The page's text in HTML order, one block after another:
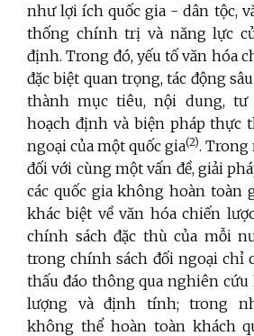
như lợi ích quốc gia - dân tộc,
thống chính trị và năng lực
định. Trong đó, yếu tố văn hóa
đặc biệt quan trọng, tác động
thành mục tiêu, nội dung, tư
hoạch định và biện pháp thực
ngoại của một quốc gia(2). Trong
đối với cùng một vấn đề, giải
các quốc gia không hoàn toàn
khác biệt về văn hóa chiến
chính sách đặc thù của mỗi
trong chính sách đối ngoại chỉ
thấu đáo thông qua nghiên
lượng và định tính; trong
không thể hoàn toàn khách